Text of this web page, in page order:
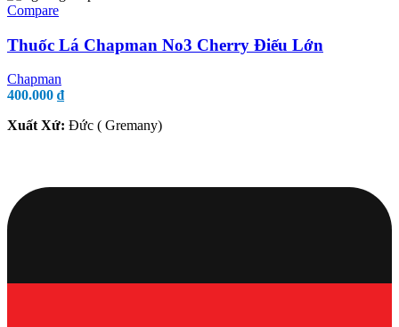
Compare
Thuốc Lá Chapman No3 Cherry Điếu Lớn
Chapman
400.000 ₫
Xuất Xứ: Đức ( Gremany)